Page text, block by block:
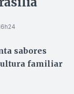
sabores
familiar